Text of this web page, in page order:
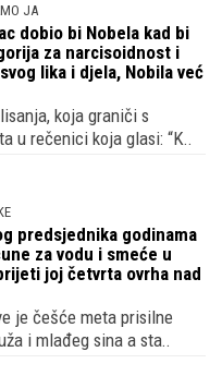
JA
dobio bi Nobela kad bi
za narcisoidnost i
lika i djela, Nobila već
koja graniči s
u rečenici koja glasi: “K..
predsjednika godinama
za vodu i smeće u
joj četvrta ovrha nad
je češće meta prisilne
i mlađeg sina a sta..